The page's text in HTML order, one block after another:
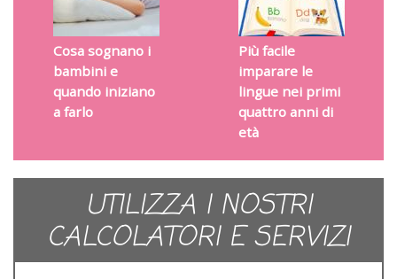
Cosa sognano i
bambini e
quando iniziano
a farlo
Più facile
imparare le
lingue nei primi
quattro anni di
età
UTILIZZA I NOSTRI
CALCOLATORI E SERVIZI